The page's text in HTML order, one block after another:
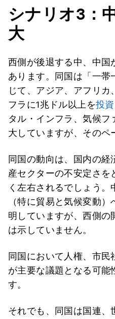
シナリオ3 ：
大
西側が後退する中、中国
あります。同国は「一帯
じて、アジア、アフリ
フラに1兆ドル以上を投資
タル・インフラ、気候
大していますが、そのペ
同国の動向は、国内の
産セクターの不安定さを
く左右されるでしょう
（特に貿易と気候変動
明していますが、西側の
は示していません。
同国において人権、市
が主要な議題となる可能
す。
それでも、同国は国連、